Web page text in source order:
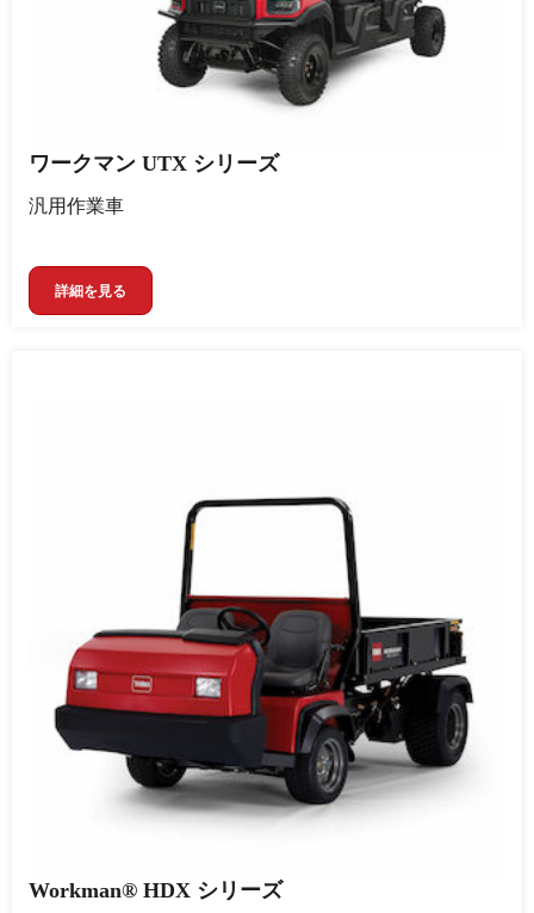
ワークマン UTX シリーズ
汎用作業車
詳細を見る
Workman® HDX シリーズ